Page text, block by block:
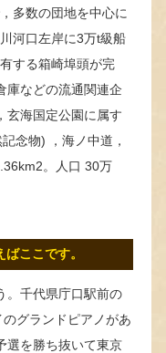
多数の団地を中心に
河口左岸に3万t級船
する箱崎埠頭が完
庫などの流通関連企
玄海国定公園に属す
念物) ，海ノ中道，
。人口 30万
ここです。
千代県庁口駅前の
グランドピアノがあ
選を勝ち抜いて東京